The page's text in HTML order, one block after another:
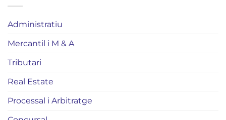
Administratiu
Mercantil i M & A
Tributari
Real Estate
Processal i Arbitratge